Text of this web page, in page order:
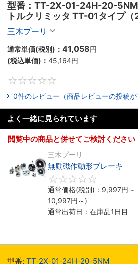
型番：TT-2X-01-24H-20-5NM
トルクリミッタ TT-01タイプ
プ ）
三木プーリ
通常単価(税別)： 41,058円
(税込単価)： 45,164円
0件のレビュー（商品レビューの投稿が
よく一緒に見られています
閲覧中の商品と併せてご検討ください
三木プーリ
無励磁作動形ブレーキ
通常価格(税別)： 9,997円 ～
10,997円 ～)
通常出荷日：在庫品1日目
型番: TT-2X-01-24H-20-5NM